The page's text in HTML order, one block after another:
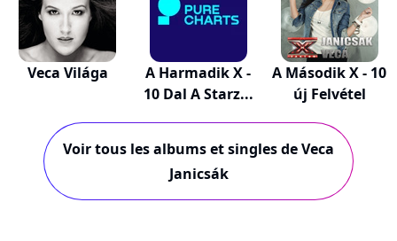
Veca Világa
A Harmadik X -
10 Dal A Starz...
A Második X - 10
új Felvétel
Voir tous les albums et singles de Veca
Janicsák